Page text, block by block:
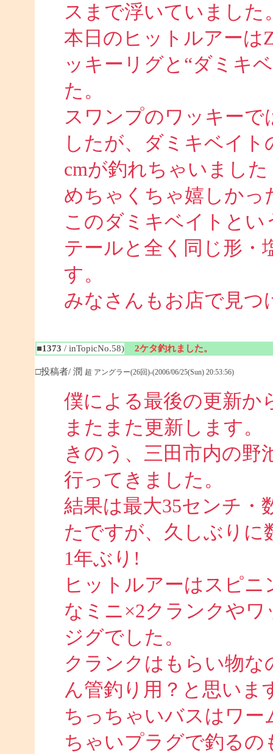
スまで浮いていました
本日のヒットルアーは
ッキーリグと“ダミキ
た。
スワンプのワッキーで
したが、ダミキベイ
cmが釣れちゃいました
めちゃくちゃ嬉しかっ
このダミキベイトと
テールと全く同じ形・
す。
みなさんもお店で見つ
■1373 / inTopicNo.58) 2ケタ釣れました。
□投稿者/ 潤 超 アングラー(26回)-(2006/06/25(Sun) 20:53:56)
僕による最後の更新か
またまた更新します。
きのう、三田市内の野
行ってきました。
結果は最大35センチ・
たですが、久しぶりに
1年ぶり!
ヒットルアーはスピ
なミニ×2クランクや
ジグでした。
クランクはもらい物
ん管釣り用？と思いま
ちっちゃいバスはワ
ちゃいプラグで釣るの